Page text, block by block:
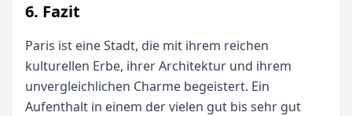
6. Fazit
Paris ist eine Stadt, die mit ihrem reichen
kulturellen Erbe, ihrer Architektur und ihrem
unvergleichlichen Charme begeistert. Ein
Aufenthalt in einem der vielen gut bis sehr gut